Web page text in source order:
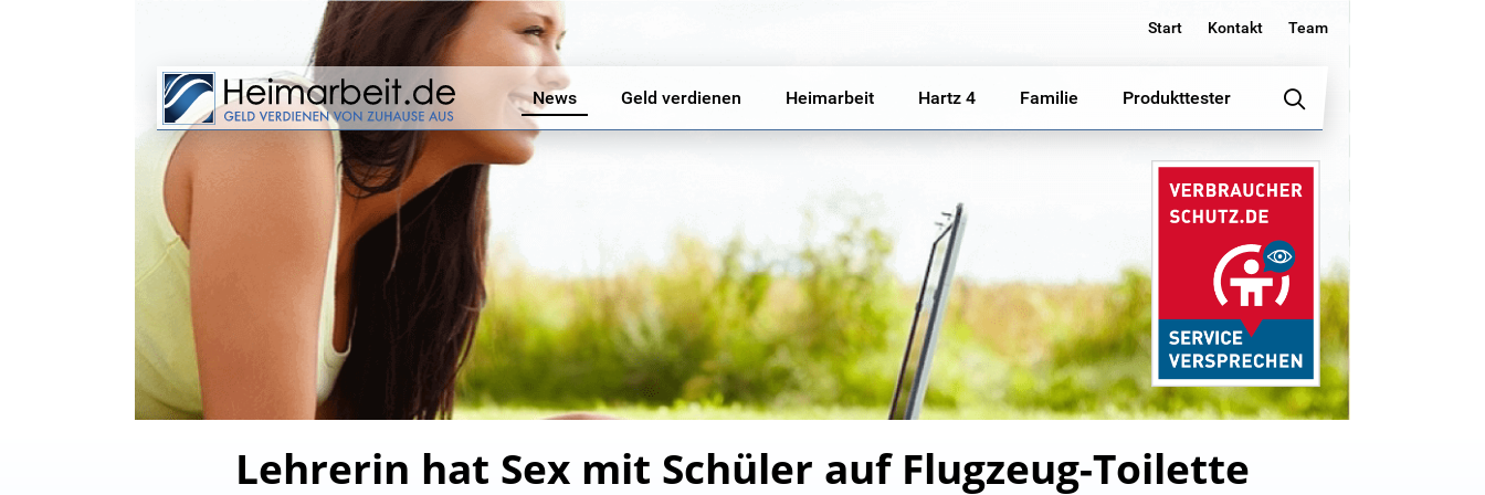
Start Kontakt Team
News Geld verdienen Heimarbeit Hartz 4 Familie Produkttester
Lehrerin hat Sex mit Schüler auf Flugzeug-Toilette